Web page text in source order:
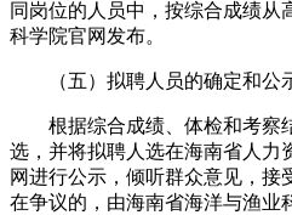
同岗位的人员中，按综合成绩
科学院官网发布。
（五）拟聘人员的确定和公
根据综合成绩、体检和考察
选，并将拟聘人选在海南省人力
网进行公示，倾听群众意见，接
在争议的，由海南省海洋与渔业